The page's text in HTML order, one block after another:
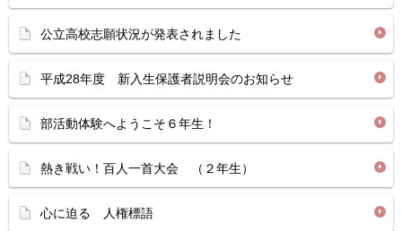
公立高校志願状況が発表されました
平成28年度 新入生保護者説明会のお知らせ
部活動体験へようこそ６年生！
熱き戦い！百人一首大会 （２年生）
心に迫る 人権標語